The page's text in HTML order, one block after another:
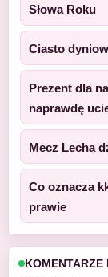
Słowa Roku
Ciasto
Prezent dla
naprawdę
Mecz Lecha
Co oznacza
prawie
KOMENTARZE